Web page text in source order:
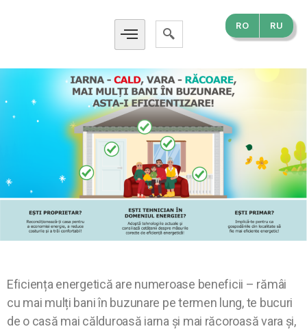
Eficiența energetică are numeroase beneficii – rămâi
cu mai mulți bani în buzunare pe termen lung, te bucuri
de o casă mai călduroasă iarna și mai răcoroasă vara și,
RO RU